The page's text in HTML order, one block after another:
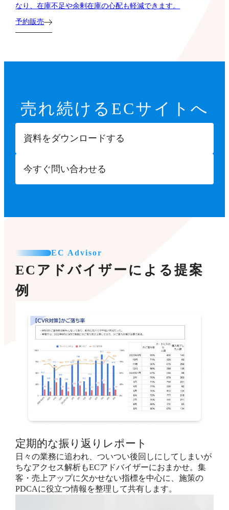
なり、在庫不足や余剰在庫の心配も軽減できます。
予約販売
売れ続ける ECサイトへ
資料をダウンロードする
今すぐ問い合わせる
EC Advisor
ECアドバイザーによる提案
例
定期的な振り返りレポート
日々の業務に追われ、ついつい後回しにしてしまいが
ちなアクセス解析もECアドバイザーにおまかせ。集
客・売上アップに欠かせない指標を中心に、施策の
PDCAに役立つ情報を整理して共有します。